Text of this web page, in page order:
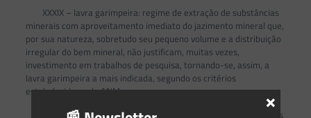
XXXIX – lavra garimpeira: regime de extração de substâncias
minerais com aproveitamento imediato do jazimento mineral que,
por sua natureza, sobretudo seu pequeno volume e a distribuição
irregular do bem mineral, não justificam, muitas vezes,
investimento em trabalhos de pesquisa, tornando-se, assim, a
lavra garimpeira a mais indicada, segundo os critérios
estabelecidos pela ANM;
XL – lavra ou explotação: conjunto de operações coordenadas
×